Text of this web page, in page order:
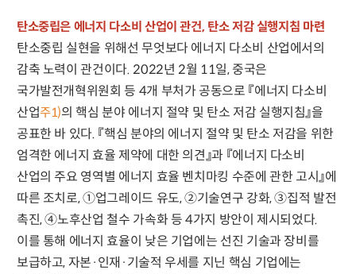
탄소중립은 에너지 다소비 산업이 관건, 탄소 저감 실행지침 마련
탄소중립 실현을 위해선 무엇보다 에너지 다소비 산업에서의
감축 노력이 관건이다. 2022년 2월 11일, 중국은
국가발전개혁위원회 등 4개 부처가 공동으로 『에너지 다소비
산업주1)의 핵심 분야 에너지 절약 및 탄소 저감 실행지침』을
공표한 바 있다. 『핵심 분야의 에너지 절약 및 탄소 저감을 위한
엄격한 에너지 효율 제약에 대한 의견』과 『에너지 다소비
산업의 주요 영역별 에너지 효율 벤치마킹 수준에 관한 고시』에
따른 조치로, ①업그레이드 유도, ②기술연구 강화, ③집적 발전
촉진, ④노후산업 철수 가속화 등 4가지 방안이 제시되었다.
이를 통해 에너지 효율이 낮은 기업에는 선진 기술과 장비를
보급하고, 자본·인재·기술적 우세를 지닌 핵심 기업에는